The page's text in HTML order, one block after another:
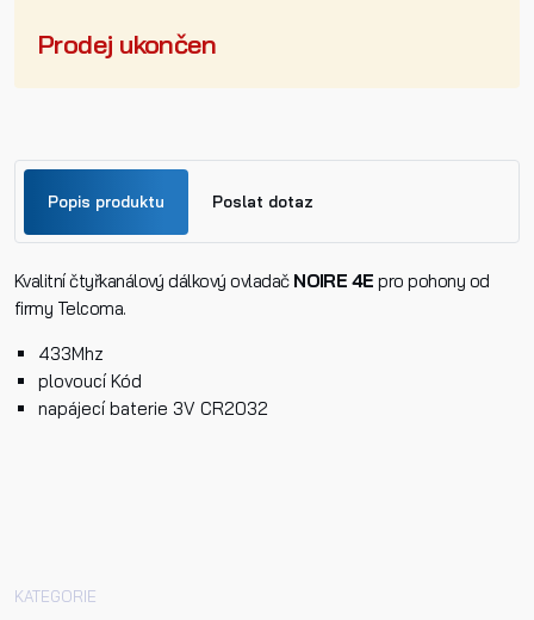
KATEGORIE
Prodej ukončen
Popis produktu Poslat dotaz
Kvalitní čtyřkanálový dálkový ovladačNOIRE 4E pro pohony od
firmy Telcoma.
433Mhz
plovoucí Kód
napájecí baterie 3V CR2032
Jméno
Příjmení